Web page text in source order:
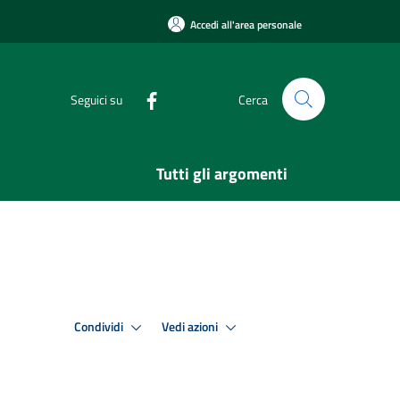
Accedi all'area personale
Seguici su Cerca
Tutti gli argomenti
Condividi Vedi azioni